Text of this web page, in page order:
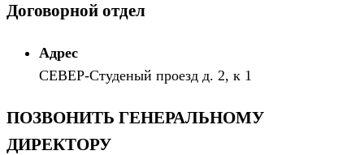
Договорной отдел
Адрес
СЕВЕР-Студеный проезд д. 2, к 1
ПОЗВОНИТЬ ГЕНЕРАЛЬНОМУ
ДИРЕКТОРУ